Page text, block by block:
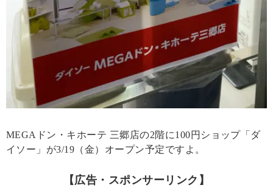
MEGAドン・キホーテ 三郷店の2階に100円ショップ「ダ
イソー」が3/19（金）オープン予定ですよ。
【広告・スポンサーリンク】